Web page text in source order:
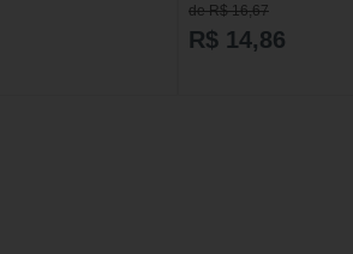
de R$ 16,67
R$ 14,86